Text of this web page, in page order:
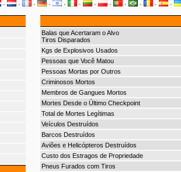
· · · · · · · · · · · ·
Balas que Acertaram o Alvo
Tiros Disparados
Kgs de Explosivos Usados
Pessoas que Você Matou
Pessoas Mortas por Outros
Criminosos Mortos
Membros de Gangues Mortos
Mortes Desde o Último Checkpoint
Total de Mortes Legítimas
Veículos Destruídos
Barcos Destruídos
Aviões e Helicópteros Destruídos
Custo dos Estragos de Propriedade
Pneus Furados com Tiros